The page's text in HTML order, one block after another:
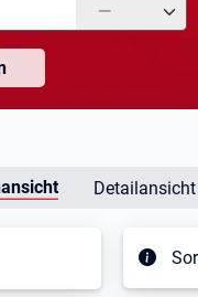
—
Detailansicht